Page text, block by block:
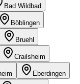
Bad Wildbad
Böblingen
Bruehl
Crailsheim
Eberdingen